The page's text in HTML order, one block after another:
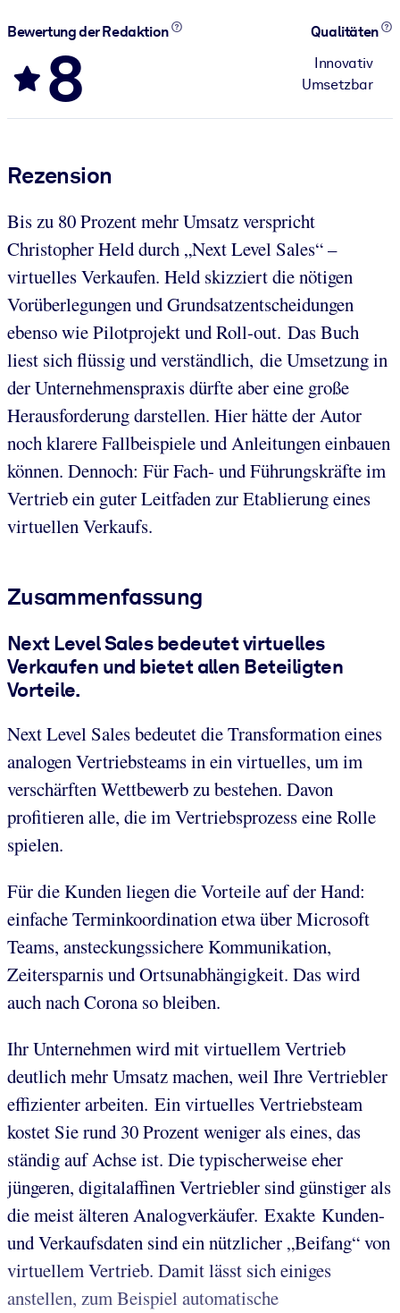
Bewertung der Redaktion
8
Qualitäten
Innovativ
Umsetzbar
Rezension
Bis zu 80 Prozent mehr Umsatz verspricht
Christopher Held durch „Next Level Sales“ –
virtuelles Verkaufen. Held skizziert die nötigen
Vorüberlegungen und Grundsatzentscheidungen
ebenso wie Pilotprojekt und Roll-out. Das Buch
liest sich flüssig und verständlich, die Umsetzung in
der Unternehmenspraxis dürfte aber eine große
Herausforderung darstellen. Hier hätte der Autor
noch klarere Fallbeispiele und Anleitungen einbauen
können. Dennoch: Für Fach- und Führungskräfte im
Vertrieb ein guter Leitfaden zur Etablierung eines
virtuellen Verkaufs.
Zusammenfassung
Next Level Sales bedeutet virtuelles
Verkaufen und bietet allen Beteiligten
Vorteile.
Next Level Sales bedeutet die Transformation eines
analogen Vertriebsteams in ein virtuelles, um im
verschärften Wettbewerb zu bestehen. Davon
profitieren alle, die im Vertriebsprozess eine Rolle
spielen.
Für die Kunden liegen die Vorteile auf der Hand:
einfache Terminkoordination etwa über Microsoft
Teams, ansteckungssichere Kommunikation,
Zeitersparnis und Ortsunabhängigkeit. Das wird
auch nach Corona so bleiben.
Ihr Unternehmen wird mit virtuellem Vertrieb
deutlich mehr Umsatz machen, weil Ihre Vertriebler
effizienter arbeiten. Ein virtuelles Vertriebsteam
kostet Sie rund 30 Prozent weniger als eines, das
ständig auf Achse ist. Die typischerweise eher
jüngeren, digitalaffinen Vertriebler sind günstiger als
die meist älteren Analogverkäufer. Exakte Kunden-
und Verkaufsdaten sind ein nützlicher „Beifang“ von
virtuellem Vertrieb. Damit lässt sich einiges
anstellen, zum Beispiel automatische